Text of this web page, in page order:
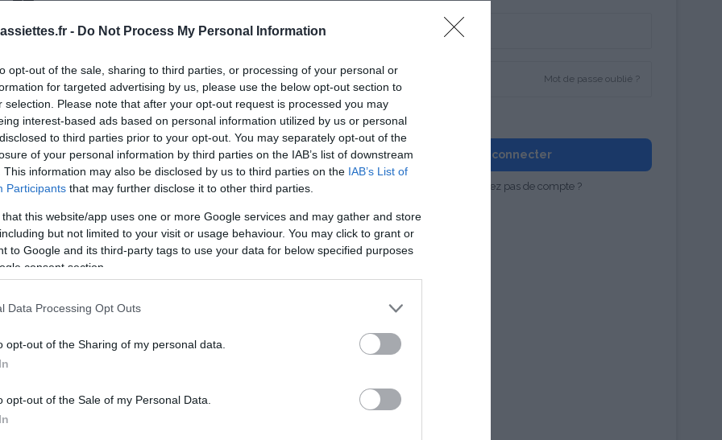
- Do Not Process My Personal Information
opt-out of the sale, sharing to third parties, or processing of your personal or
for targeted advertising by us, please use the below opt-out section to
selection. Please note that after your opt-out request is processed you may
interest-based ads based on personal information utilized by us or personal
to third parties prior to your opt-out. You may separately opt-out of the
of your personal information by third parties on the IAB’s list of downstream
This information may also be disclosed by us to third parties on the IAB’s List of
Participants that may further disclose it to other third parties.
that this website/app uses one or more Google services and may gather and store
but not limited to your visit or usage behaviour. You may click to grant or
to Google and its third-party tags to use your data for below specified purposes
consent section.
Data Processing Opt Outs
opt-out of the Sharing of my personal data.
opt-out of the Sale of my Personal Data.
(Pas de Cuisson)
Mot de passe oublié ?
Se souvenir de moi
Se connecter
Vous n'avez pas de compte ?